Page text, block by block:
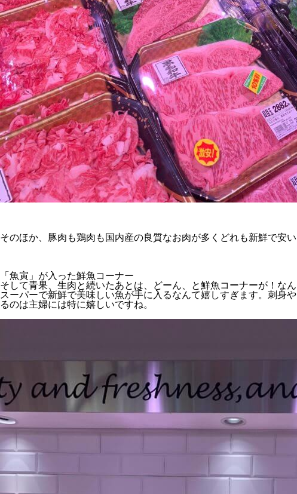
そのほか、豚肉も鶏肉も国内産の良質なお肉が多くどれも新鮮で安
「魚寅」が入った鮮魚コーナー
そして青果、生肉と続いたあとは、どーん、と鮮魚コーナーが！な
スーパーで新鮮で美味しい魚が手に入るなんて嬉しすぎます。刺身
るのは主婦には特に嬉しいですね。